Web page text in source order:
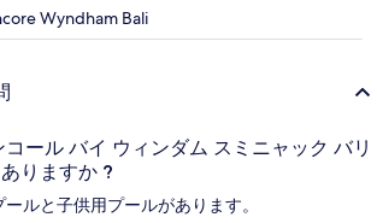
Wyndham Bali
コール バイ ウィンダム スミニャック バリ
りますか ?
ルと子供用プールがあります。